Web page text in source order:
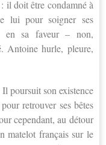
il doit être condamné à
lui pour soigner ses
en sa faveur – non,
Antoine hurle, pleure,
poursuit son existence
retrouver ses bêtes
cependant, au détour
matelot français sur le